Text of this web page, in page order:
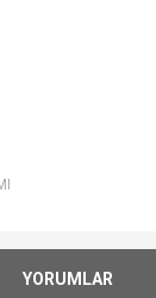
YORUMLAR